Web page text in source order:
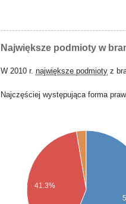
Największe podmioty w
W 2010 r. największe podmioty z
Najczęściej występująca forma
41.3%